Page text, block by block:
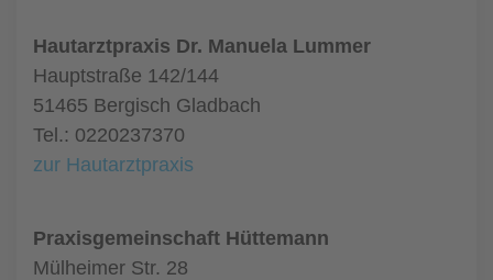
Hautarztpraxis Dr. Manuela Lummer
Hauptstraße 142/144
51465 Bergisch Gladbach
Tel.: 0220237370
zur Hautarztpraxis
Praxisgemeinschaft Hüttemann
Mülheimer Str. 28